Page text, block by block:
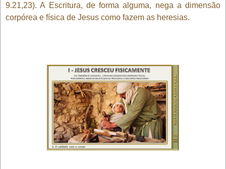
9.21,23). A Escritura, de forma alguma, nega a dimensão
corpórea e física de Jesus como fazem as heresias.